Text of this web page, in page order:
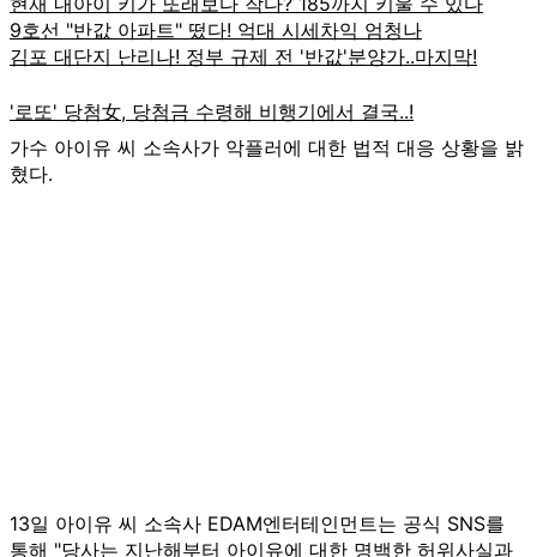
가수 아이유 씨 소속사가 악플러에 대한 법적 대응 상황을 밝
혔다.
13일 아이유 씨 소속사 EDAM엔터테인먼트는 공식 SNS를
통해 "당사는 지난해부터 아이유에 대한 명백한 허위사실과